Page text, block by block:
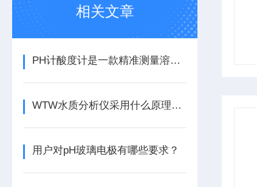
相关文章
PH计酸度计是一款精准测量溶液酸碱度的科学仪器
WTW水质分析仪采用什么原理，使用时该注意什么？
用户对pH玻璃电极有哪些要求？